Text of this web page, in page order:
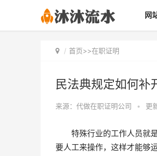
网
首页>>在职证明
民法典规定如何补
来源：代做在职证明公司 • 更
特殊行业的工作人员就
要人工来操作，这样才能够